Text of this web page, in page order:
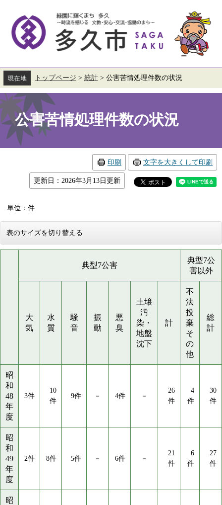
す。
し
本
文
へ
トップページ > 統計 > 公害苦情処理件数の状況
本
文
公害苦情処理件数の状況
印刷 文字を大きくして印刷
更新日：2026年3月13日更新
単位：件
表のサイズを切り替える
典型7公害
典型7公
害以外
大
気
水
質
騒
音
振
動
悪
臭
土壌
汚
染・
地盤
沈下
計
不
法
投
棄
そ
の
他
総
計
昭
和
48
年
度
3件
10
件
9件 － 4件 －
26
件
4
件
30
件
昭
和
49
年
度
2件 8件 5件 － 6件 －
21
件
6
件
27
件
昭